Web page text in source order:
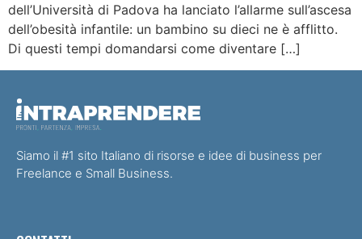
dell’Università di Padova ha lanciato l’allarme sull’ascesa
dell’obesità infantile: un bambino su dieci ne è afflitto.
Di questi tempi domandarsi come diventare […]
Siamo il #1 sito Italiano di risorse e idee di business per
Freelance e Small Business.